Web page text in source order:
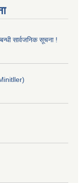
सार्वजनिक सूचना !